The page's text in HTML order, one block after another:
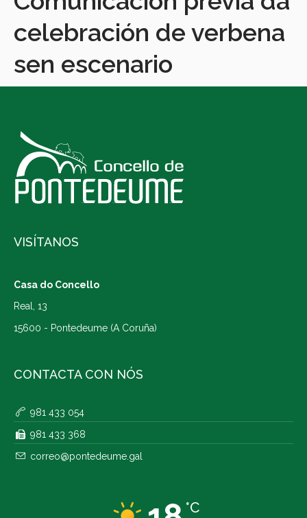
celebración de verbena
sen escenario
VISÍTANOS
Casa do Concello
Real, 13
15600 - Pontedeume (A Coruña)
CONTACTA CON NÓS
981 433 054
981 433 368
correo@pontedeume.gal
°C